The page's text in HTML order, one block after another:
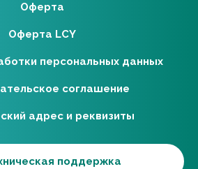
Оферта
Оферта LCY
персональных данных
соглашение
адрес и реквизиты
поддержка